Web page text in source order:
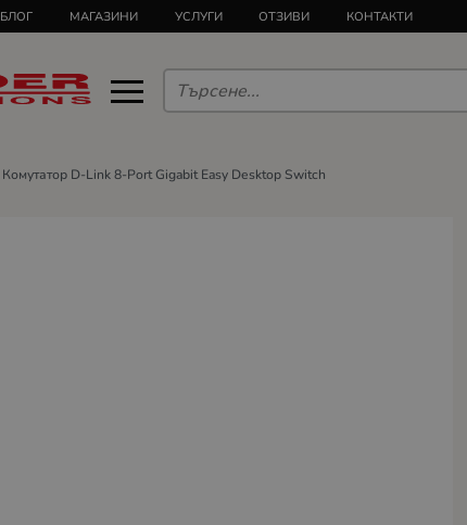
БЛОГ МАГАЗИНИ УСЛУГИ ОТЗИВИ КОНТАКТИ
Комутатор D-Link 8-Port Gigabit Easy Desktop Switch